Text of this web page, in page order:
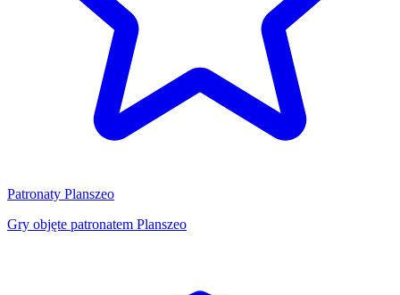
Patronaty Planszeo
Gry objęte patronatem Planszeo